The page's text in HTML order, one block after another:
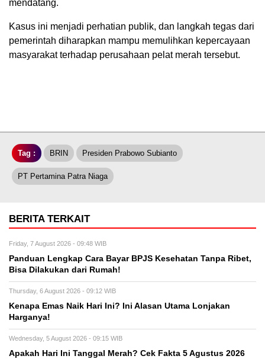
mendatang.
Kasus ini menjadi perhatian publik, dan langkah tegas dari
pemerintah diharapkan mampu memulihkan kepercayaan
masyarakat terhadap perusahaan pelat merah tersebut.
Tag : BRIN Presiden Prabowo Subianto
PT Pertamina Patra Niaga
BERITA TERKAIT
Friday, 7 August 2026 - 09:48 WIB
Panduan Lengkap Cara Bayar BPJS Kesehatan Tanpa Ribet,
Bisa Dilakukan dari Rumah!
Thursday, 6 August 2026 - 09:12 WIB
Kenapa Emas Naik Hari Ini? Ini Alasan Utama Lonjakan
Harganya!
Wednesday, 5 August 2026 - 09:15 WIB
Apakah Hari Ini Tanggal Merah? Cek Fakta 5 Agustus 2026